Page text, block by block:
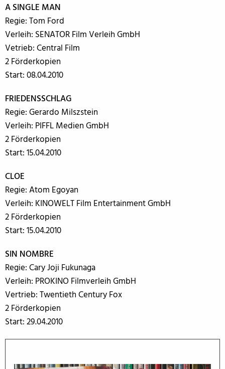
A SINGLE MAN
Regie: Tom Ford
Verleih: SENATOR Film Verleih GmbH
Vetrieb: Central Film
2 Förderkopien
Start: 08.04.2010
FRIEDENSSCHLAG
Regie: Gerardo Milszstein
Verleih: PIFFL Medien GmbH
2 Förderkopien
Start: 15.04.2010
CLOE
Regie: Atom Egoyan
Verleih: KINOWELT Film Entertainment GmbH
2 Förderkopien
Start: 15.04.2010
SIN NOMBRE
Regie: Cary Joji Fukunaga
Verleih: PROKINO Filmverleih GmbH
Vertrieb: Twentieth Century Fox
2 Förderkopien
Start: 29.04.2010